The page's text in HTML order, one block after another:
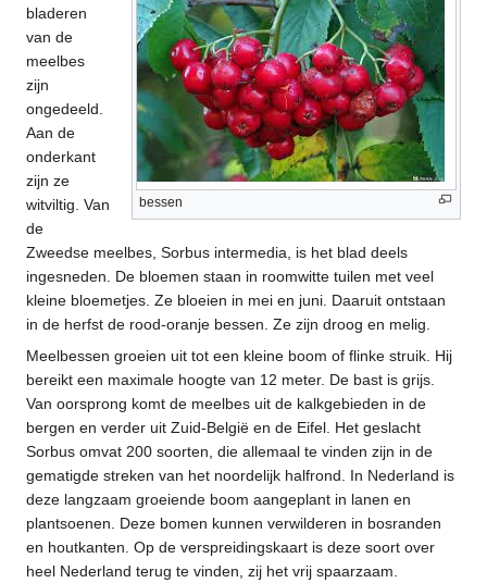
bessen
bladeren
van de
meelbes
zijn
ongedeeld.
Aan de
onderkant
zijn ze
witviltig. Van
de
Zweedse meelbes, Sorbus intermedia, is het blad deels
ingesneden. De bloemen staan in roomwitte tuilen met veel
kleine bloemetjes. Ze bloeien in mei en juni. Daaruit ontstaan
in de herfst de rood-oranje bessen. Ze zijn droog en melig.
Meelbessen groeien uit tot een kleine boom of flinke struik. Hij
bereikt een maximale hoogte van 12 meter. De bast is grijs.
Van oorsprong komt de meelbes uit de kalkgebieden in de
bergen en verder uit Zuid-België en de Eifel. Het geslacht
Sorbus omvat 200 soorten, die allemaal te vinden zijn in de
gematigde streken van het noordelijk halfrond. In Nederland is
deze langzaam groeiende boom aangeplant in lanen en
plantsoenen. Deze bomen kunnen verwilderen in bosranden
en houtkanten. Op de verspreidingskaart is deze soort over
heel Nederland terug te vinden, zij het vrij spaarzaam.